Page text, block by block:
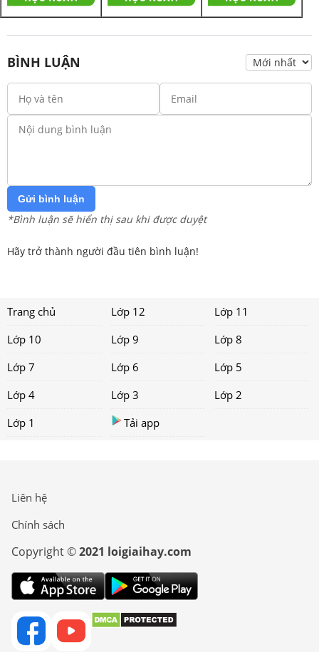
BÌNH LUẬN
Gửi bình luận
*Bình luận sẽ hiển thị sau khi được duyệt
Hãy trở thành người đầu tiên bình luận!
Trang chủ Lớp 12
Lớp 11
Lớp 10
Lớp 9
Lớp 8
Lớp 7
Lớp 6
Lớp 5
Lớp 4
Lớp 3
Lớp 2
Lớp 1
Tải app
Liên hệ
Chính sách
Copyright ©2021 loigiaihay.com